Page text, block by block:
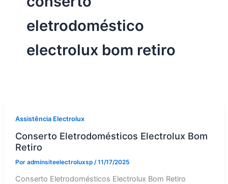
eletrodoméstico
electrolux bom retiro
Assistência Electrolux
Conserto Eletrodomésticos Electrolux Bom
Retiro
Por adminsiteelectroluxsp /11/17/2025
Conserto Eletrodomésticos Electrolux Bom Retiro